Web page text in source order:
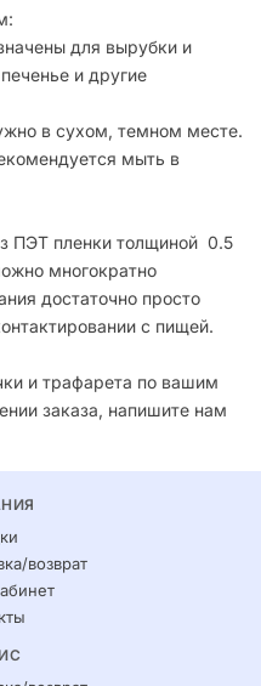
для вырубки и
и другие
в сухом, темном месте.
мыть в
ПЭТ пленки толщиной 0.5
многократно
достаточно просто
с пищей.
и трафарета по вашим
заказа, напишите нам
возврат